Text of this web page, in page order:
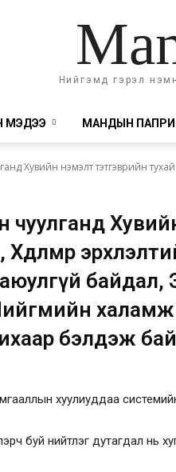
Нийгэмд гэрэл
МЭДЭЭ МАНДЫН
Хувийн нэмэлт тэтгэврийн
аюулгүй байдал,
бэлдэж
хуулиуддаа
буй нийтлэг дутагдал нь